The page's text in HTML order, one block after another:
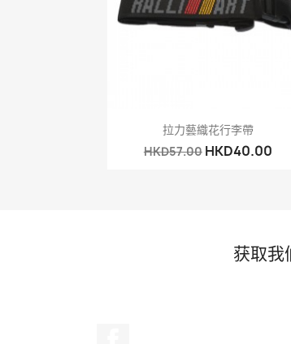
快速查看
拉力藝織花行李帶
HKD57.00 HKD40.00
获取我